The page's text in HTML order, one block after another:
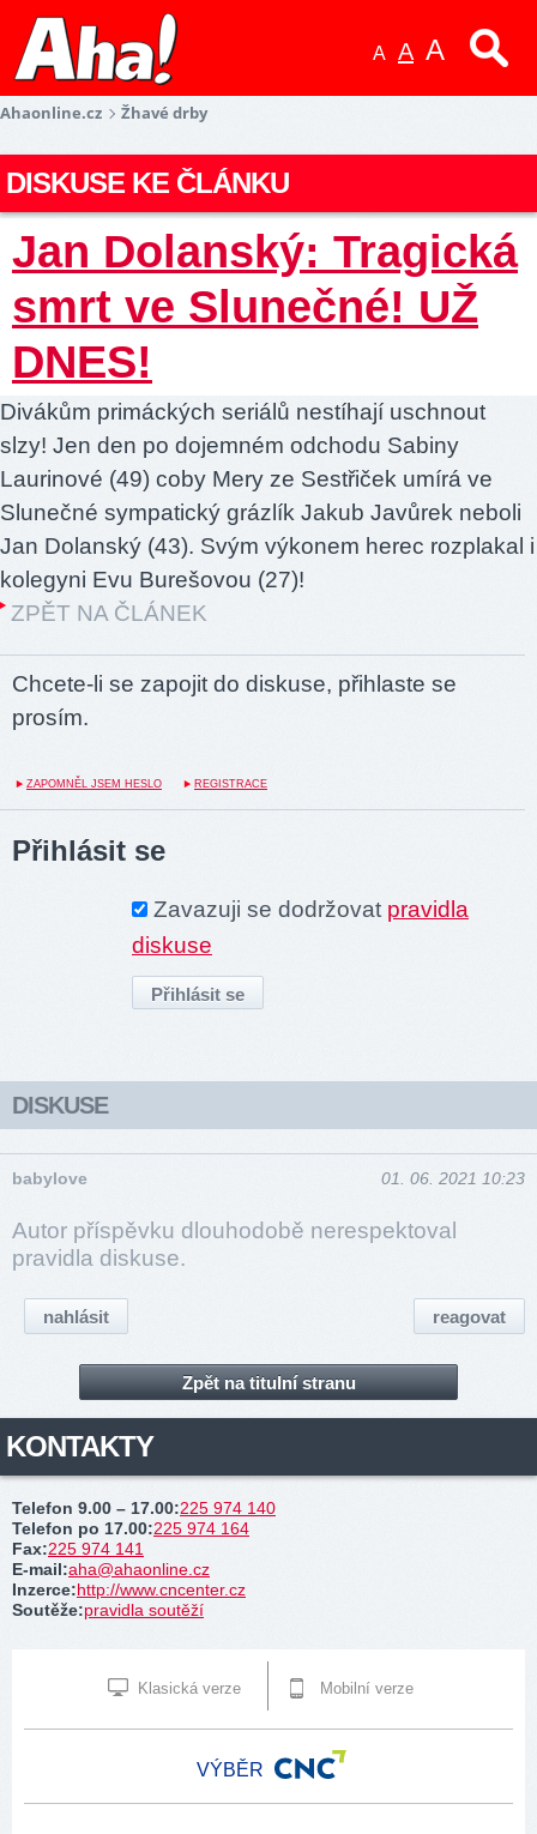
A A A
Ahaonline.cz Žhavé drby
DISKUSE KE ČLÁNKU
Jan Dolanský: Tragická
smrt ve Slunečné! UŽ
DNES!
Divákům primáckých seriálů nestíhají uschnout
slzy! Jen den po dojemném odchodu Sabiny
Laurinové (49) coby Mery ze Sestřiček umírá ve
Slunečné sympatický grázlík Jakub Javůrek neboli
Jan Dolanský (43). Svým výkonem herec rozplakal i
kolegyni Evu Burešovou (27)!
ZPĚT NA ČLÁNEK
Chcete-li se zapojit do diskuse, přihlaste se
prosím.
ZAPOMNĚL JSEM HESLO REGISTRACE
Přihlásit se
Zavazuji se dodržovat pravidla
diskuse
DISKUSE
babylove 01. 06. 2021 10:23
Autor příspěvku dlouhodobě nerespektoval
pravidla diskuse.
reagovat
nahlásit
Zpět na titulní stranu
KONTAKTY
Telefon 9.00 – 17.00:225 974 140
Telefon po 17.00:225 974 164
Fax:225 974 141
E-mail:aha@ahaonline.cz
Inzerce:http://www.cncenter.cz
Soutěže:pravidla soutěží
Klasická verze Mobilní verze
VÝBĚR